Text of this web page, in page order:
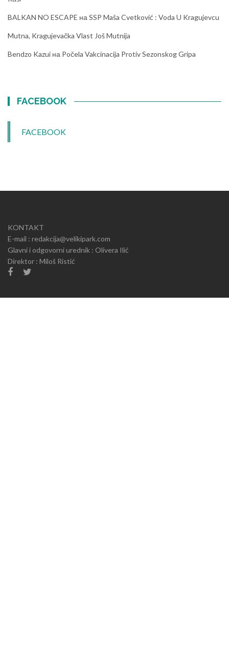
BALKAN NO ESCAPE на SSP Maša Cvetković : Voda U Kragujevcu
Mutna, Kragujevačka Vlast Još Mutnija
Bendzo Kazui на Počela Vakcinacija Protiv Sezonskog Gripa
FACEBOOK
FACEBOOK
KONTAKT
E-mail : redakcija@velikipark.com
Glavni i odgovorni urednik : Olivera Ilić
Direktor : Miloš Ristić